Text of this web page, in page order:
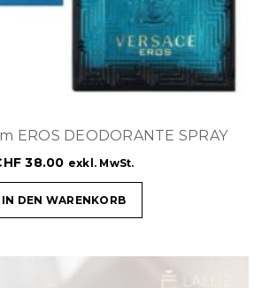
EROS DEODORANTE SPRAY
38.00 exkl. MwSt.
IN DEN WARENKORB